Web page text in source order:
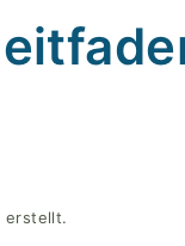
erstellt.